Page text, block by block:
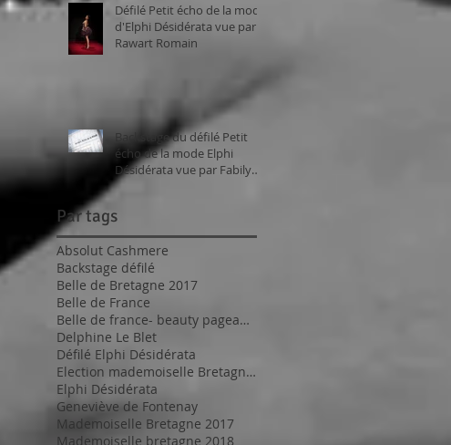
Défilé Petit écho de la mode
d'Elphi Désidérata vue par
Rawart Romain
Backstage du défilé Petit
écho de la mode Elphi
Désidérata vue par Fabily
Photographie.
Par tags
Absolut Cashmere
Backstage défilé
Belle de Bretagne 2017
Belle de France
Belle de france- beauty pageant 2017
Delphine Le Blet
Défilé Elphi Désidérata
Election mademoiselle Bretagne 2017
Elphi Désidérata
Geneviève de Fontenay
Mademoiselle Bretagne 2017
Mademoiselle bretagne 2018